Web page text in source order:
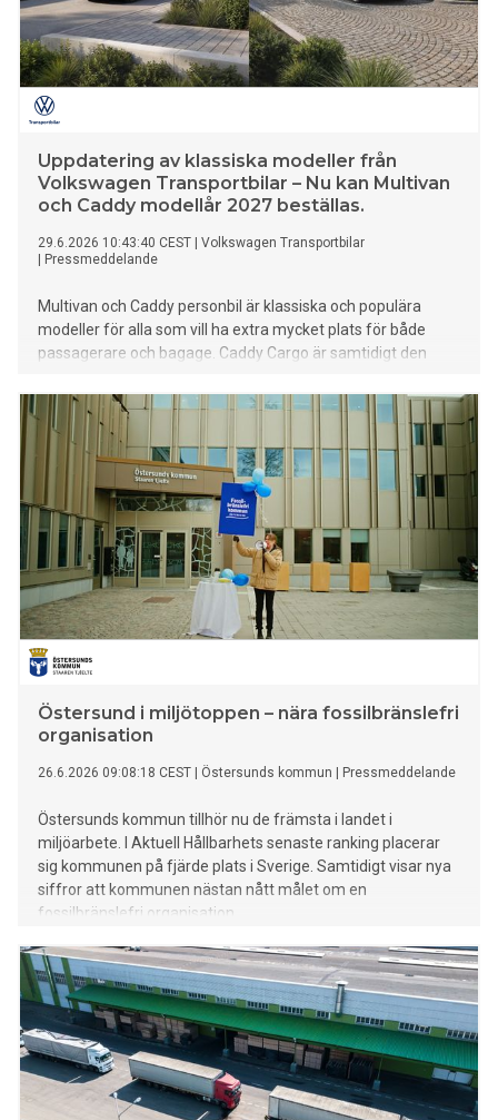
Uppdatering av klassiska modeller från
Volkswagen Transportbilar – Nu kan Multivan
och Caddy modellår 2027 beställas.
29.6.2026 10:43:40 CEST
Volkswagen Transportbilar
Pressmeddelande
Multivan och Caddy personbil är klassiska och populära
modeller för alla som vill ha extra mycket plats för både
passagerare och bagage. Caddy Cargo är samtidigt den
Nu får dessa modeller en större uppdatering som innefattar
allt från exteriör design till ny instrumentering. Både
Multivan, Caddy och Caddy Cargo kommer med en femårig
nybilsgaranti. Försäljningen av modellår 2027, som börjar
byggas i augusti, är redan igång.
Östersund i miljötoppen – nära fossilbränslefri
organisation
26.6.2026 09:08:18 CEST Östersunds kommun Pressmeddelande
Östersunds kommun tillhör nu de främsta i landet i
miljöarbete. I Aktuell Hållbarhets senaste ranking placerar
sig kommunen på fjärde plats i Sverige. Samtidigt visar nya
siffror att kommunen nästan nått målet om en
fossilbränslefri organisation.